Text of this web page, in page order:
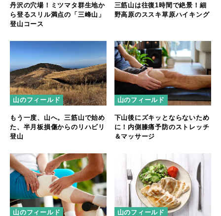
丹沢の穴場！ミツマタ群生地か
ら登るスリル満点の「三峰山」
登山コース
三筋山は往復1時間で絶景！細
野高原のススキ草原ハイキング
山のフィールド
もう一度、山へ。三筋山で始め
た、半月板損傷からのリハビリ
登山
山のフィールド
下山後にズキッとならないため
に！内側膝痛予防のストレッチ
＆マッサージ
山のフィールド 山のフィールド